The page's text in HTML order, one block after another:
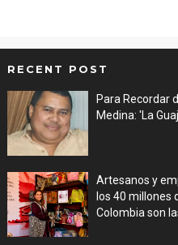
RECENT POST
Para Recordar
Medina: 'La
Artesanos y
los 40 millones
Colombia son